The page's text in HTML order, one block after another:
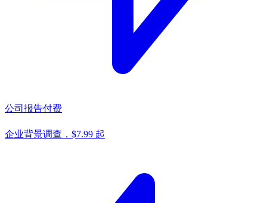
公司报告付费
企业背景调查，$7.99 起